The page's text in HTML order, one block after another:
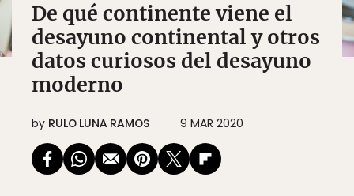
De qué continente viene el
desayuno continental y otros
datos curiosos del desayuno
moderno
by RULO LUNA RAMOS 9 MAR 2020